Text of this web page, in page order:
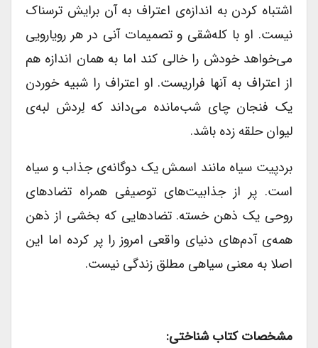
اشتباه کردن به اندازه‌ی اعتراف به آن برایش ترسناک
نیست. او با کله‌شقی و تصمیمات آنی در هر رویارویی
می‌خواهد خودش را خالی کند اما به همان اندازه­ هم
از اعتراف به آنها فراریست. او اعتراف را شبیه خوردن
یک فنجان چای شب‌مانده می‌داند که لِردش لبه‌ی
لیوان حلقه زده باشد.
بردپیت سیاه مانند اسمش یک دوگانه‌ی جذاب و سیاه
است. پر از جذابیت‌های توصیفی همراه تضادهای
روحی یک ذهن خسته. تضادهایی که بخشی از ذهن
همه‌ی آدم‌های دنیای واقعی امروز را پر کرده اما این
اصلا به معنی سیاهی مطلق زندگی نیست.
مشخصات کتاب شناختی: